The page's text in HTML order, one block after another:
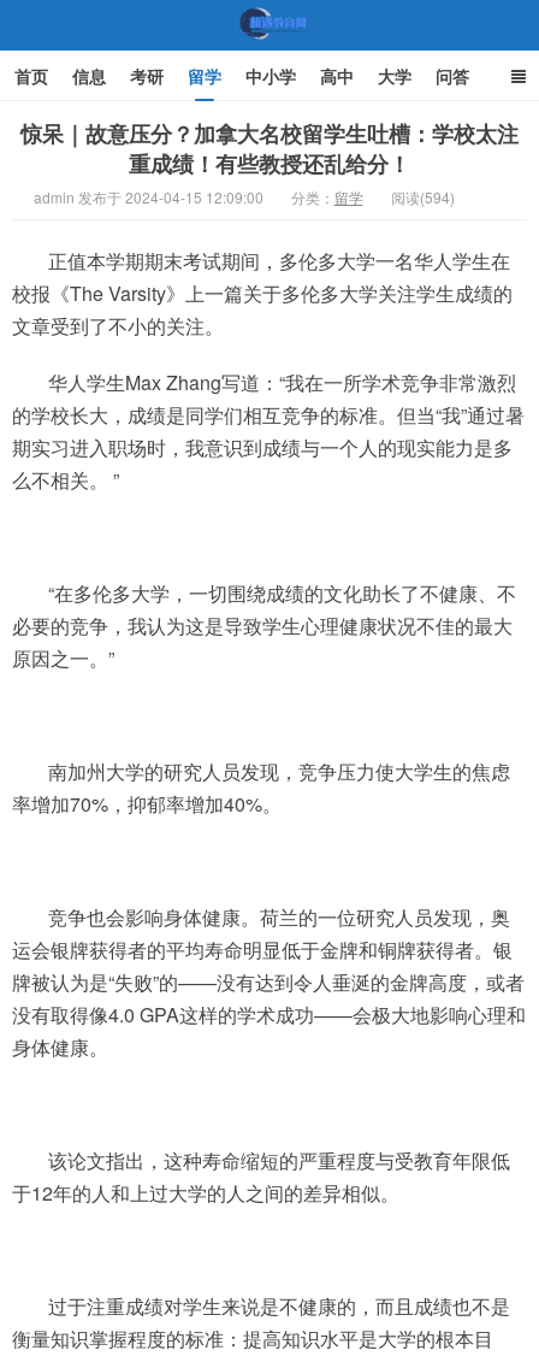
机遇教育网
首页 信息 考研 留学 中小学 高中 大学 问答
文化 家庭教育
惊呆｜故意压分？加拿大名校留学生吐槽：学校太注
重成绩！有些教授还乱给分！
admin 发布于 2024-04-15 12:09:00 分类： 留学 阅读(594)
正值本学期期末考试期间，多伦多大学一名华人学生在
校报《The Varsity》上一篇关于多伦多大学关注学生成绩的
文章受到了不小的关注。
华人学生Max Zhang写道：“我在一所学术竞争非常激烈
的学校长大，成绩是同学们相互竞争的标准。但当“我”通过暑
期实习进入职场时，我意识到成绩与一个人的现实能力是多
么不相关。 ”
“在多伦多大学，一切围绕成绩的文化助长了不健康、不
必要的竞争，我认为这是导致学生心理健康状况不佳的最大
原因之一。”
南加州大学的研究人员发现，竞争压力使大学生的焦虑
率增加70%，抑郁率增加40%。
竞争也会影响身体健康。荷兰的一位研究人员发现，奥
运会银牌获得者的平均寿命明显低于金牌和铜牌获得者。银
牌被认为是“失败”的——没有达到令人垂涎的金牌高度，或者
没有取得像4.0 GPA这样的学术成功——会极大地影响心理和
身体健康。
该论文指出，这种寿命缩短的严重程度与受教育年限低
于12年的人和上过大学的人之间的差异相似。
过于注重成绩对学生来说是不健康的，而且成绩也不是
衡量知识掌握程度的标准：提高知识水平是大学的根本目